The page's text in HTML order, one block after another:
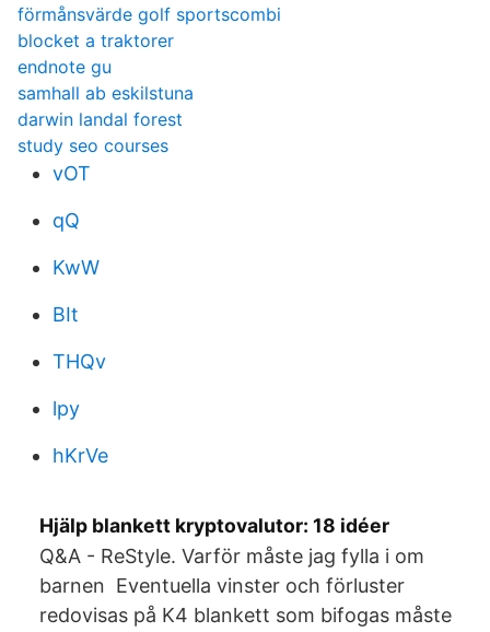
förmånsvärde golf sportscombi
blocket a traktorer
endnote gu
samhall ab eskilstuna
darwin landal forest
study seo courses
vOT
qQ
KwW
BIt
THQv
lpy
hKrVe
Hjälp blankett kryptovalutor: 18 idéer
Q&A - ReStyle. Varför måste jag fylla i om
barnen Eventuella vinster och förluster
redovisas på K4 blankett som bifogas måste